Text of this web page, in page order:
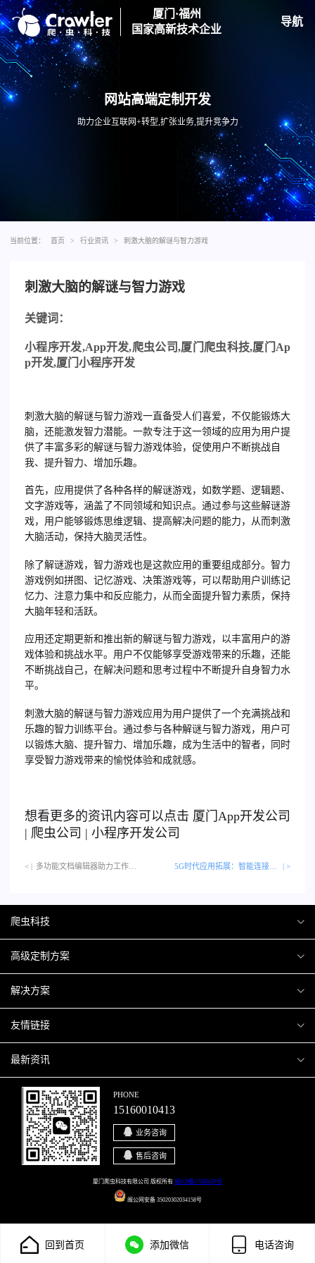
厦门·福州
国家高新技术企业
导航
网站高端定制开发
助力企业互联网+转型,扩张业务,提升竞争力
当前位置： 首页 > 行业资讯 > 刺激大脑的解谜与智力游戏
刺激大脑的解谜与智力游戏
关键词：
小程序开发,App开发,爬虫公司,厦门爬虫科技,厦门 Ap
p开发,厦门小程序开发
刺激大脑的解谜与智力游戏一直备受人们喜爱，不仅能锻炼大
脑，还能激发智力潜能。一款专注于这一领域的应用为用户提
供了丰富多彩的解谜与智力游戏体验，促使用户不断挑战自
我、提升智力、增加乐趣。
首先，应用提供了各种各样的解谜游戏，如数学题、逻辑题、
文字游戏等，涵盖了不同领域和知识点。通过参与这些解谜游
戏，用户能够锻炼思维逻辑、提高解决问题的能力，从而刺激
大脑活动，保持大脑灵活性。
除了解谜游戏，智力游戏也是这款应用的重要组成部分。智力
游戏例如拼图、记忆游戏、决策游戏等，可以帮助用户训练记
忆力、注意力集中和反应能力，从而全面提升智力素质，保持
大脑年轻和活跃。
应用还定期更新和推出新的解谜与智力游戏，以丰富用户的游
戏体验和挑战水平。用户不仅能够享受游戏带来的乐趣，还能
不断挑战自己，在解决问题和思考过程中不断提升自身智力水
平。
刺激大脑的解谜与智力游戏应用为用户提供了一个充满挑战和
乐趣的智力训练平台。通过参与各种解谜与智力游戏，用户可
以锻炼大脑、提升智力、增加乐趣，成为生活中的智者，同时
享受智力游戏带来的愉悦体验和成就感。
想看更多的资讯内容可以点击 厦门 App开发公司
| 爬虫公司 | 小程序开发公司
< | | >
爬虫科技
爬虫案例
关于爬虫
高级定制方案
H5互动营销
微信小程序
移动APP
解决方案
商城解决方案
商城会员积分商城解决方案
网站解决方案
智慧校园解决方案
智慧停车解决方案
友情链接
厦门小程序开发
厦门APP开发
厦门微商城开发
博客园
最新资讯
行业资讯
爬虫动态
PHONE
15160010413
业务咨询
售后咨询
厦门爬虫科技有限公司 版权所有 闽ICP备17000429号
闽公网安备 35020302034158号
回到首页 添加微信 电话咨询